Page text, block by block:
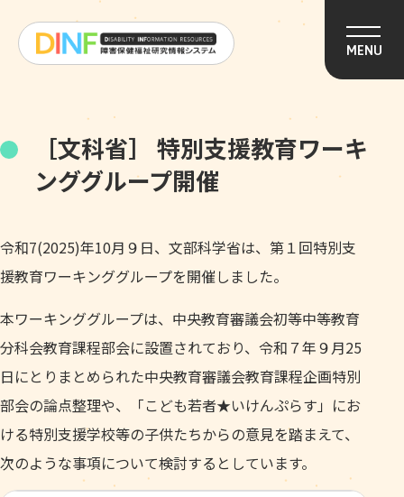
MENU
［文科省］ 特別支援教育ワーキ
ンググループ開催
令和7(2025)年10月９日、文部科学省は、第１回特別支
援教育ワーキンググループを開催しました。
本ワーキンググループは、中央教育審議会初等中等教育
分科会教育課程部会に設置されており、令和７年９月25
日にとりまとめられた中央教育審議会教育課程企画特別
部会の論点整理や、「こども若者★いけんぷらす」にお
ける特別支援学校等の子供たちからの意見を踏まえて、
次のような事項について検討するとしています。